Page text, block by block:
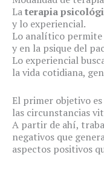
Laterapia
y lo experiencial.
Lo analítico
y en la psique del
Lo experiencial
la vida cotidiana,
El primer objetivo
las circunstancias
A partir de ahí,
negativos que
aspectos positivos